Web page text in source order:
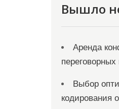
Вышло
Аренда
Выбор
кодирования